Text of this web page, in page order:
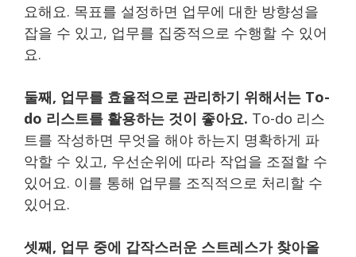
요해요. 목표를 설정하면 업무에 대한 방향성을
잡을 수 있고, 업무를 집중적으로 수행할 수 있어
요.
둘째, 업무를 효율적으로 관리하기 위해서는 To-
do 리스트를 활용하는 것이 좋아요. To-do 리스
트를 작성하면 무엇을 해야 하는지 명확하게 파
악할 수 있고, 우선순위에 따라 작업을 조절할 수
있어요. 이를 통해 업무를 조직적으로 처리할 수
있어요.
셋째, 업무 중에 갑작스러운 스트레스가 찾아올